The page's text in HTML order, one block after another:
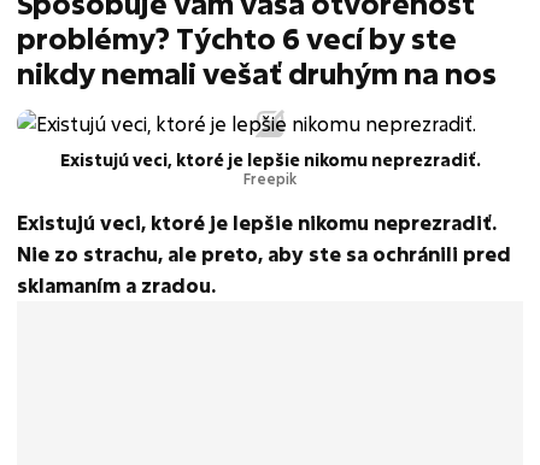
problémy? Týchto 6 vecí by ste
nikdy nemali vešať druhým na nos
Existujú veci, ktoré je lepšie nikomu neprezradiť.
Freepik
Existujú veci, ktoré je lepšie nikomu neprezradiť.
Nie zo strachu, ale preto, aby ste sa ochránili pred
sklamaním a zradou.